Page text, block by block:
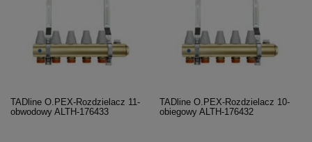
TADline O.PEX-Rozdzielacz 11-
obwodowy ALTH-176433
TADline O.PEX-Rozdzielacz 10-
obiegowy ALTH-176432